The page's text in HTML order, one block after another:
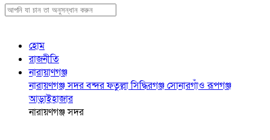
হোম
রাজনীতি
নারায়াণগঞ্জ
নারায়ণগঞ্জ সদরবন্দরফতুল্লাসিদ্ধিরগঞ্জসোনারগাঁওরূপগঞ্জ
আড়াইহাজার
নারায়ণগঞ্জ সদর